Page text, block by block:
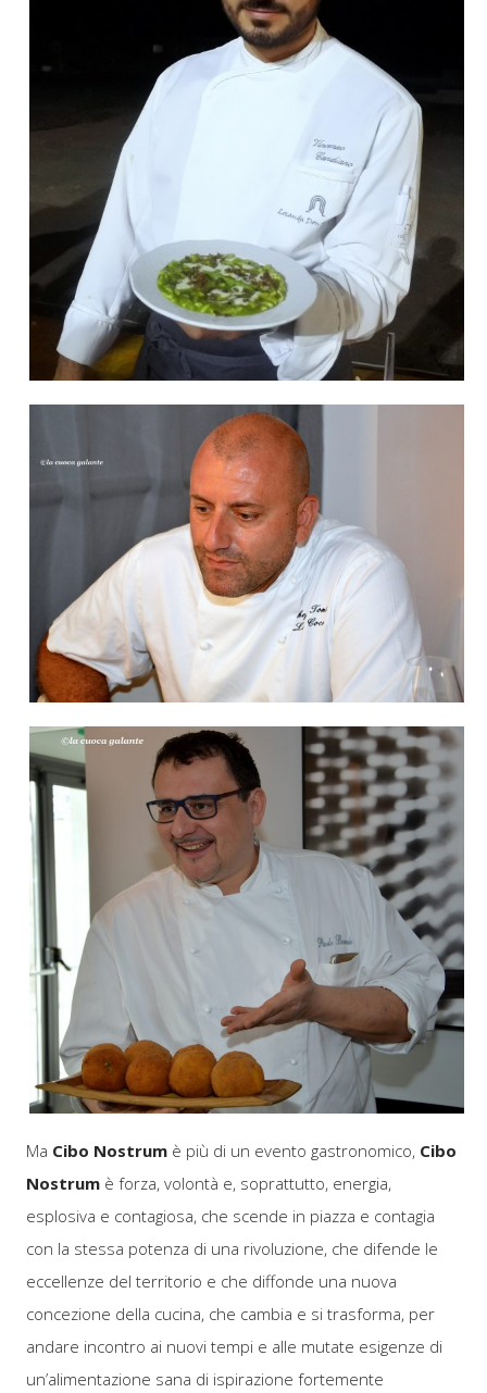
Ma Cibo Nostrum è più di un evento gastronomico, Cibo
Nostrum è forza, volontà e, soprattutto, energia,
esplosiva e contagiosa, che scende in piazza e contagia
con la stessa potenza di una rivoluzione, che difende le
eccellenze del territorio e che diffonde una nuova
concezione della cucina, che cambia e si trasforma, per
andare incontro ai nuovi tempi e alle mutate esigenze di
un’alimentazione sana di ispirazione fortemente